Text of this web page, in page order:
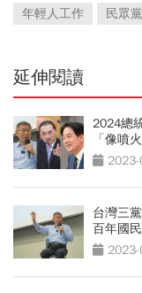
年輕人工作 民眾黨
延伸閱讀
2024總
「像噴
台灣三
百年國